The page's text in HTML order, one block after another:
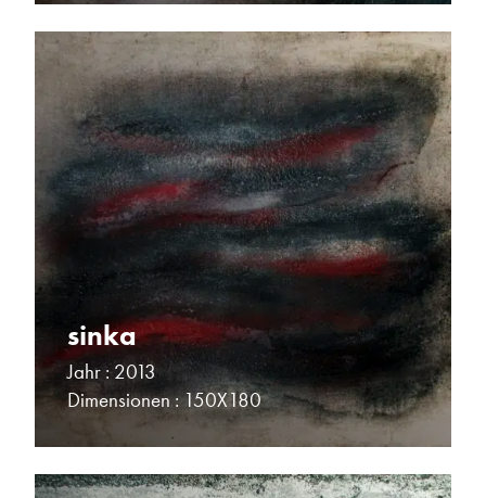
sinka
Jahr : 2013
Dimensionen : 150X180